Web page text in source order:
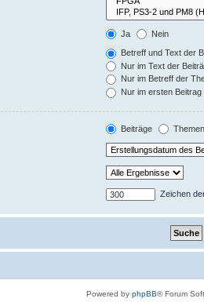
Ja Nein
Betreff und Text der
Nur im Text der
Nur im Betreff der
Nur im ersten
Beiträge Themen
Zeichen
Powered by phpBB® Forum